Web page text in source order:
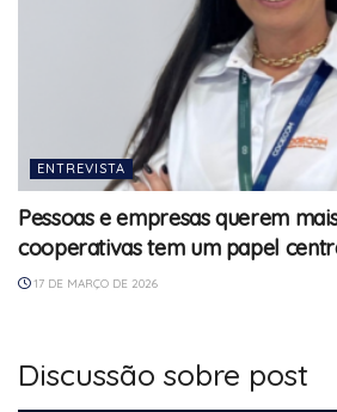
ENTREVISTA
Pessoas e empresas querem
cooperativas tem um papel
17 DE MARÇO DE 2026
Discussão sobre post